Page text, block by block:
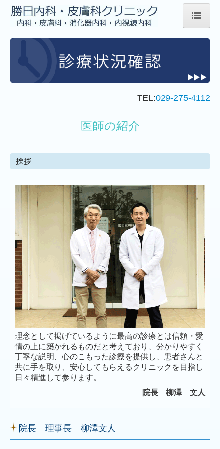
ホーム
診療のご案内
TEL:029-275-4112
医師の紹介
挨拶
理念として掲げているように最高の診療とは信頼・愛
情の上に築かれるものだと考えており、分かりやすく
丁寧な説明、心のこもった診療を提供し、患者さんと
共に手を取り、安心してもらえるクリニックを目指し
日々精進して参ります。
院長 柳澤 文人
院長 理事長 柳澤文人